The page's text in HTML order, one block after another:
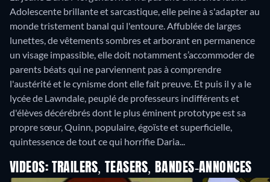
Adolescente brillante et sarcastique, elle peine à s'adapter au
monde tristement banal qui l'entoure. Affublée de larges
lunettes, de vêtements sombres et arborant en permanence
un visage impassible, elle doit notamment s’accommoder de
parents béats qui ne parviennent pas à comprendre
l'austérité et le cynisme dont elle fait preuve. Et puis il y a le
lycée de Lawndale, peuplé de professeurs indifférents et
d'élèves décérébrés dont le plus éminent prototype est sa
propre sœur, Quinn, populaire, égoïste et superficielle,
quintessence de tout ce qui horrifie Daria...
VIDEOS: TRAILERS, TEASERS, BANDES-ANNONCES